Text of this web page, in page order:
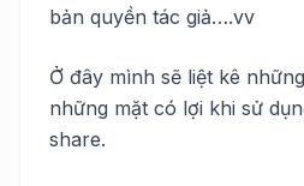
bản quyền tác giả….vv
Ở đây mình sẽ liệt kê
những mặt có lợi khi sử
share.